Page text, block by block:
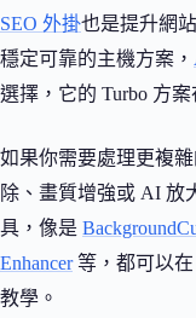
SEO 外掛也是提升網
穩定可靠的主機方案，
選擇，它的 Turbo 方
如果你需要處理更複
除、畫質增強或 AI 放
具，像是
Enhancer等，都可以在
教學。